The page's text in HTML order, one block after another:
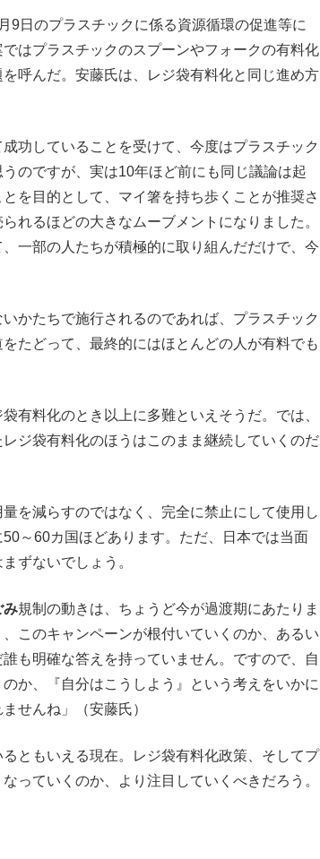
日のプラスチックに係る資源循環の促進等に
はプラスチックのスプーンやフォークの有料化
呼んだ。安藤氏は、レジ袋有料化と同じ進め方
功していることを受けて、今度はプラスチック
のですが、実は10年ほど前にも同じ議論は起
を目的として、マイ箸を持ち歩くことが推奨さ
れるほどの大きなムーブメントになりました。
一部の人たちが積極的に取り組んだだけで、今
かたちで施行されるのであれば、プラスチック
たどって、最終的にはほとんどの人が有料でも
有料化のとき以上に多難といえそうだ。では、
ジ袋有料化のほうはこのまま継続していくのだ
を減らすのではなく、完全に禁止にして使用し
～60カ国ほどあります。ただ、日本では当面
ずないでしょう。
み規制の動きは、ちょうど今が過渡期にあたりま
このキャンペーンが根付いていくのか、あるい
も明確な答えを持っていません。ですので、自
か、『自分はこうしよう』という考えをいかに
せんね」（安藤氏）
ともいえる現在。レジ袋有料化政策、そしてプ
っていくのか、より注目していくべきだろう。